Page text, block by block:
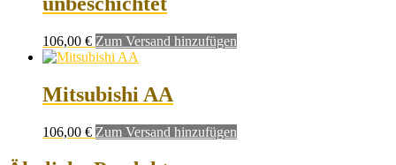
106,00 € Zum Versand hinzufügen
Mitsubishi AA
106,00 € Zum Versand hinzufügen